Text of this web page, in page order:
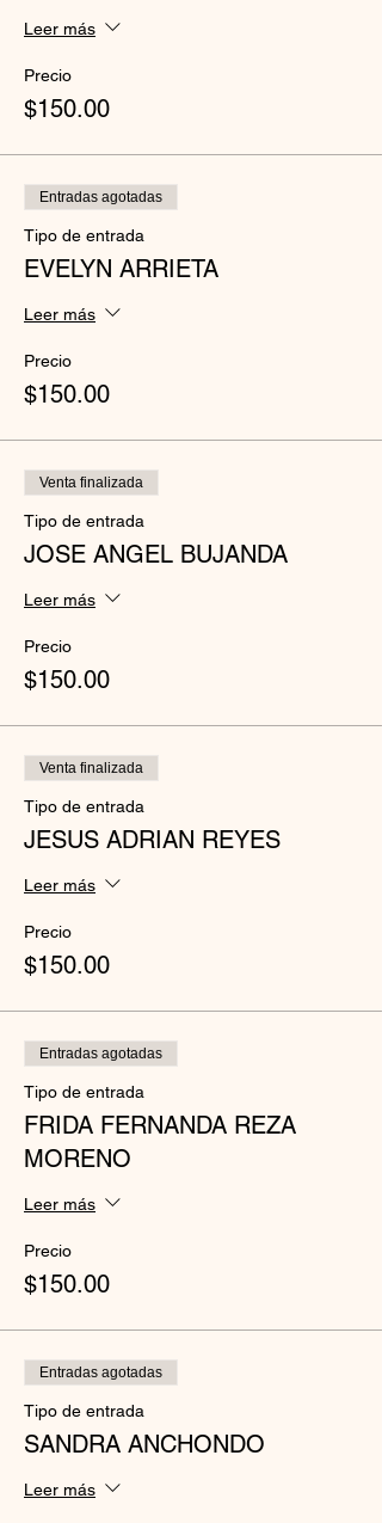
Leer más
Precio
$150.00
Entradas agotadas
Tipo de entrada
EVELYN ARRIETA
Leer más
Precio
$150.00
Venta finalizada
Tipo de entrada
JOSE ANGEL BUJANDA
Leer más
Precio
$150.00
Venta finalizada
Tipo de entrada
JESUS ADRIAN REYES
Leer más
Precio
$150.00
Entradas agotadas
Tipo de entrada
FRIDA FERNANDA REZA
MORENO
Leer más
Precio
$150.00
Entradas agotadas
Tipo de entrada
SANDRA ANCHONDO
Leer más